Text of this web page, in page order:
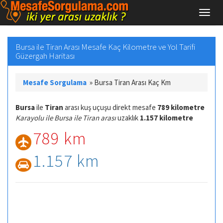
Bursa ile Tiran Arası Mesafe Kaç Kilometre ve Yol Tarifi
Güzergah Haritası
Mesafe Sorgulama » Bursa Tiran Arası Kaç Km
Bursaile Tiran arası kuş uçuşu direkt mesafe 789 kilometre
Karayolu ile Bursa ile Tiran arasıuzaklık 1.157 kilometre
789 km
1.157 km